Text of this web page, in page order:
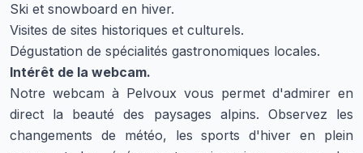
Ski et snowboard en hiver.
Visites de sites historiques et culturels.
Dégustation de spécialités gastronomiques locales.
Intérêt de la webcam.
Notre webcam à Pelvoux vous permet d'admirer en
direct la beauté des paysages alpins. Observez les
changements de météo, les sports d'hiver en plein